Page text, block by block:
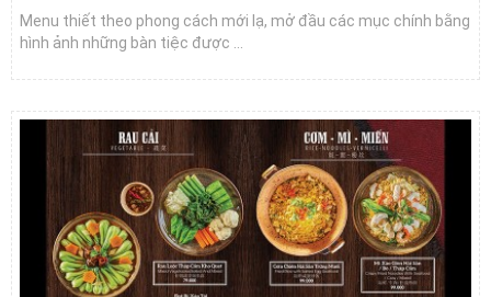
Menu thiết theo phong cách mới lạ, mở đầu các mục chính bằng
hình ảnh những bàn tiệc được ...